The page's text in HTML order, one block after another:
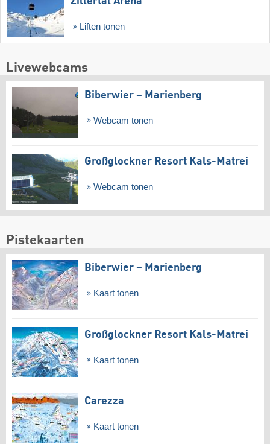
Liften tonen
Livewebcams
Biberwier – Marienberg
Webcam tonen
Großglockner Resort Kals-Matrei
Webcam tonen
Pistekaarten
Biberwier – Marienberg
Kaart tonen
Großglockner Resort Kals-Matrei
Kaart tonen
Carezza
Kaart tonen